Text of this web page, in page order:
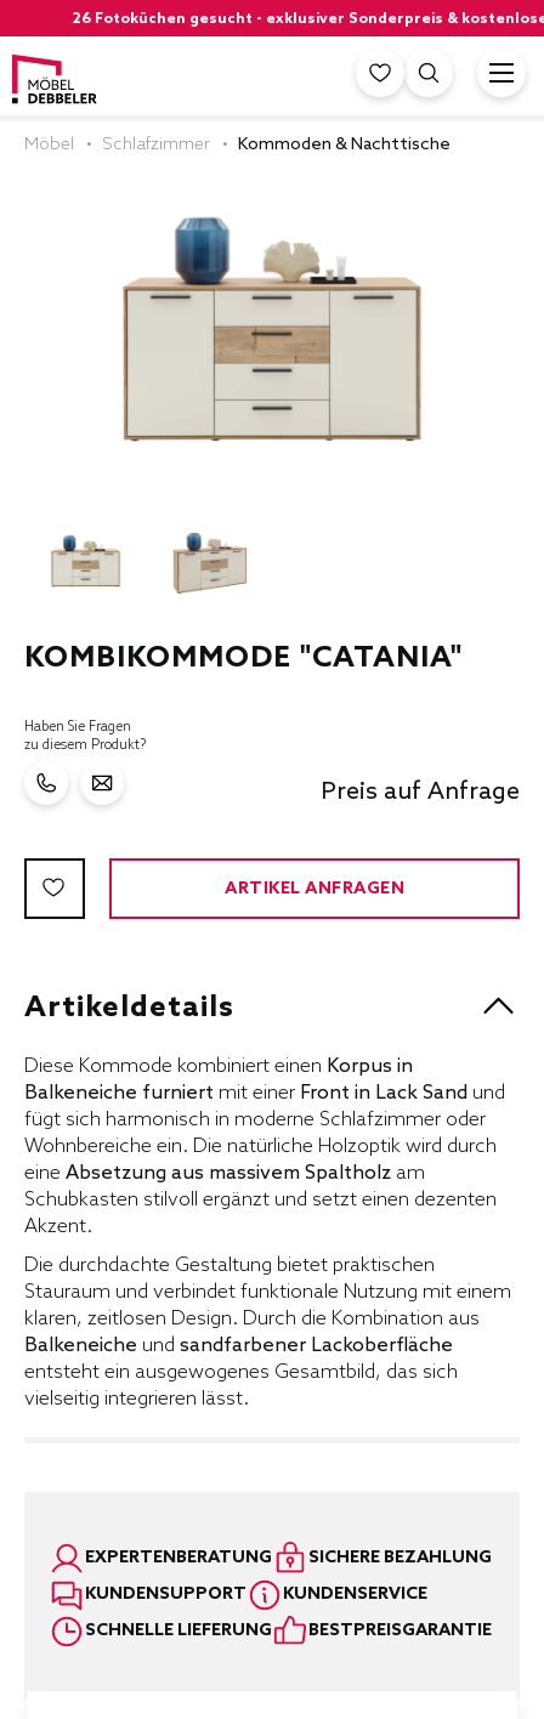
26 Fotoküchen gesucht - exklusiver Sonderpreis &
Möbel Schlafzimmer Kommoden & Nachttische
KOMBIKOMMODE "CATANIA"
Haben Sie Fragen
zu diesem Produkt?
Preis auf Anfrage
ARTIKEL ANFRAGEN
Artikeldetails
Diese Kommode kombiniert einen Korpus in
Balkeneiche furniert mit einer Front in Lack Sand und
fügt sich harmonisch in moderne Schlafzimmer oder
Wohnbereiche ein. Die natürliche Holzoptik wird durch
eine Absetzung aus massivem Spaltholz am
Schubkasten stilvoll ergänzt und setzt einen dezenten
Akzent.
Die durchdachte Gestaltung bietet praktischen
Stauraum und verbindet funktionale Nutzung mit einem
klaren, zeitlosen Design. Durch die Kombination aus
Balkeneiche und sandfarbener Lackoberfläche
entsteht ein ausgewogenes Gesamtbild, das sich
vielseitig integrieren lässt.
EXPERTENBERATUNG
SICHERE BEZAHLUNG
KUNDENSUPPORT
KUNDENSERVICE
SCHNELLE LIEFERUNG
BESTPREISGARANTIE